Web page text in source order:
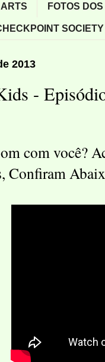
FOTOS
SOCIETY
2013
-
com você?
Confiram